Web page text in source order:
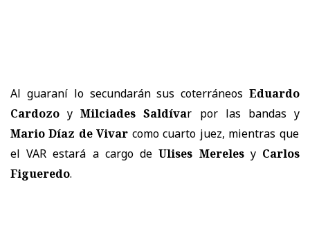
Al guaraní lo secundarán sus coterráneos Eduardo
Cardozo yMilciades Saldívar por las bandas y
Mario Díaz de Vivar como cuarto juez, mientras que
el VAR estará a cargo deUlises MerelesyCarlos
Figueredo.